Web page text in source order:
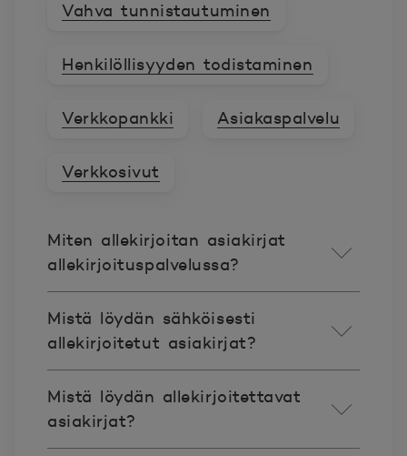
Vahva tunnistautuminen
Henkilöllisyyden todistaminen
Verkkopankki Asiakaspalvelu
Verkkosivut
Miten allekirjoitan asiakirjat
allekirjoituspalvelussa?
Mistä löydän sähköisesti
allekirjoitetut asiakirjat?
Mistä löydän allekirjoitettavat
asiakirjat?